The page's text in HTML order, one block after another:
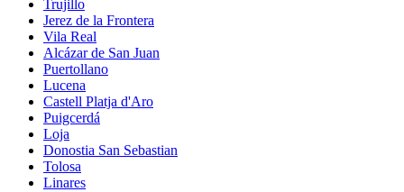
Trujillo
Jerez de la Frontera
Vila Real
Alcázar de San Juan
Puertollano
Lucena
Castell Platja d'Aro
Puigcerdá
Loja
Donostia San Sebastian
Tolosa
Linares